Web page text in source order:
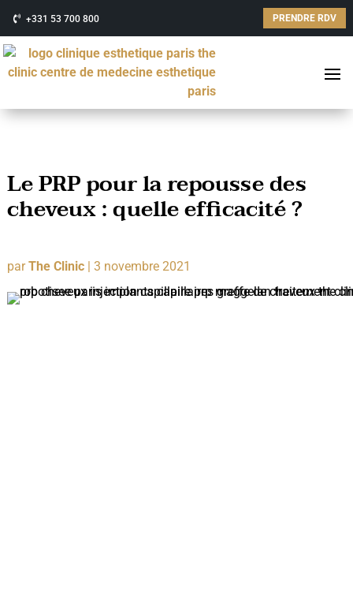
+331 53 700 800 PRENDRE RDV
Le PRP pour la repousse des
cheveux : quelle efficacité ?
parThe Clinic| 3 novembre 2021